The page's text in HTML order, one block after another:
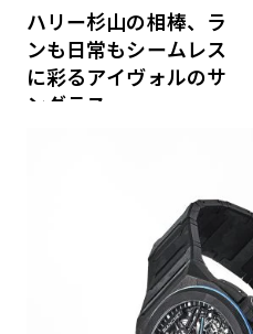
ハリー杉山の相棒、ラ
ンも日常もシームレス
に彩るアイヴォルのサ
ングラス